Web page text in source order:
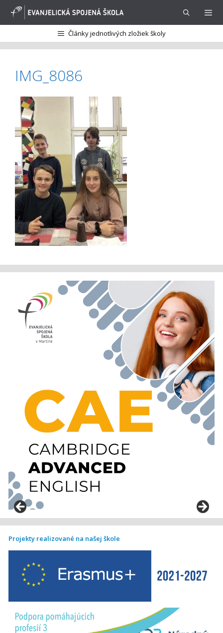
Preskočiť
Články jednotlivých zložiek školy
IMG_8086
Projekty realizované na našej škole